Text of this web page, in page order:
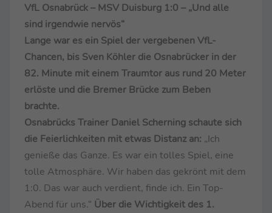
VfL Osnabrück – MSV Duisburg 1:0 – „Und alle
sind irgendwie nervös“
Lange war es ein Spiel der vergebenen VfL-
Chancen, bis Sven Köhler die Osnabrücker in der
82. Minute mit einem Traumtor aus rund 20 Meter
erlöste und die Bremer Brücke zum Beben
brachte.
Osnabrücks Trainer Daniel Scherning schaute sich
die Feierlichkeiten mit etwas Distanz an: „Ich
genieße das Ganze. Es war ein tolles Spiel, eine
tolle Atmosphäre. Wir haben das gekrönt mit dem
1:0. Das war auch verdient, finde ich. Ein Top-
Abend für uns.“ Über die Wichtigkeit des 1.